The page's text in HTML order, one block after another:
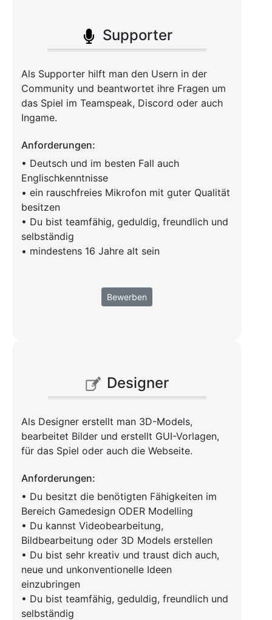
Supporter
Als Supporter hilft man den Usern in der
Community und beantwortet ihre Fragen um
das Spiel im Teamspeak, Discord oder auch
Ingame.
Anforderungen:
• Deutsch und im besten Fall auch
Englischkenntnisse
• ein rauschfreies Mikrofon mit guter Qualität
besitzen
• Du bist teamfähig, geduldig, freundlich und
selbständig
• mindestens 16 Jahre alt sein
Bewerben
Designer
Als Designer erstellt man 3D-Models,
bearbeitet Bilder und erstellt GUI-Vorlagen,
für das Spiel oder auch die Webseite.
Anforderungen:
• Du besitzt die benötigten Fähigkeiten im
Bereich Gamedesign ODER Modelling
• Du kannst Videobearbeitung,
Bildbearbeitung oder 3D Models erstellen
• Du bist sehr kreativ und traust dich auch,
neue und unkonventionelle Ideen
einzubringen
• Du bist teamfähig, geduldig, freundlich und
selbständig